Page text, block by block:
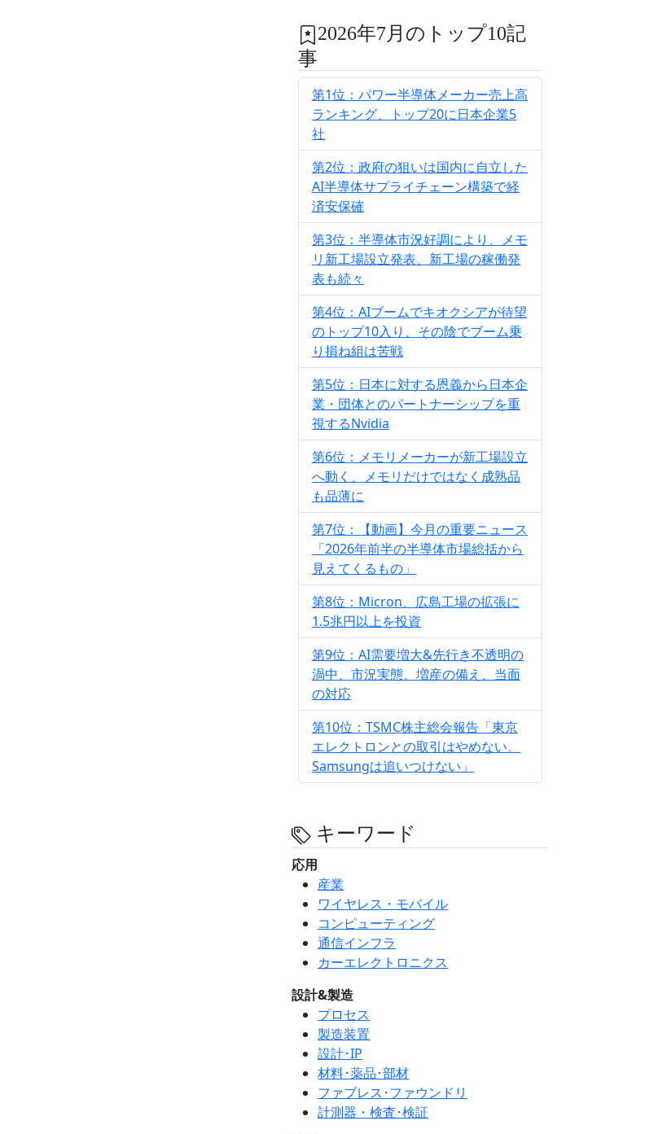
2026年7月のトップ10記
事
第1位：パワー半導体メーカー売上高
ランキング、トップ20に日本企業5
社
第2位：政府の狙いは国内に自立した
AI半導体サプライチェーン構築で経
済安保確
第3位：半導体市況好調により、メモ
リ新工場設立発表、新工場の稼働発
表も続々
第4位：AIブームでキオクシアが待望
のトップ10入り、その陰でブーム乗
り損ね組は苦戦
第5位：日本に対する恩義から日本企
業・団体とのパートナーシップを重
視するNvidia
第6位：メモリメーカーが新工場設立
へ動く、メモリだけではなく成熟品
も品薄に
第7位：【動画】今月の重要ニュース
「2026年前半の半導体市場総括から
見えてくるもの」
第8位：Micron、広島工場の拡張に
1.5兆円以上を投資
第9位：AI需要増大&先行き不透明の
渦中、市況実態、増産の備え、当面
の対応
第10位：TSMC株主総会報告「東京
エレクトロンとの取引はやめない。
Samsungは追いつけない」
キーワード
応用
産業
ワイヤレス・モバイル
コンピューティング
通信インフラ
カーエレクトロニクス
設計&製造
プロセス
製造装置
設計･IP
材料･薬品･部材
ファブレス･ファウンドリ
計測器・検査･検証